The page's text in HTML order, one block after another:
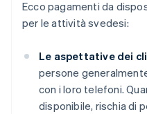
Ecco pagamenti da
per le attività svedesi:
Le aspettative dei
persone
con i loro telefoni.
disponibile, rischia di